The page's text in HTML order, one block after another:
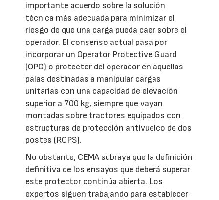
importante acuerdo sobre la solución
técnica más adecuada para minimizar el
riesgo de que una carga pueda caer sobre el
operador. El consenso actual pasa por
incorporar un Operator Protective Guard
(OPG) o protector del operador en aquellas
palas destinadas a manipular cargas
unitarias con una capacidad de elevación
superior a 700 kg, siempre que vayan
montadas sobre tractores equipados con
estructuras de protección antivuelco de dos
postes (ROPS).
No obstante, CEMA subraya que la definición
definitiva de los ensayos que deberá superar
este protector continúa abierta. Los
expertos siguen trabajando para establecer